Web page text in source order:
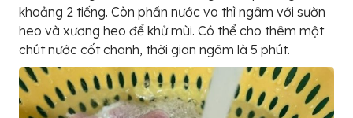
khoảng 2 tiếng. Còn phần nước vo thì ngâm với sườn
heo và xương heo để khử mùi. Có thể cho thêm một
chút nước cốt chanh, thời gian ngâm là 5 phút.